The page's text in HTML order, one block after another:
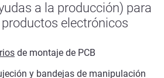
a la producción) para
electrónicos
de montaje de PCB
y bandejas de manipulación